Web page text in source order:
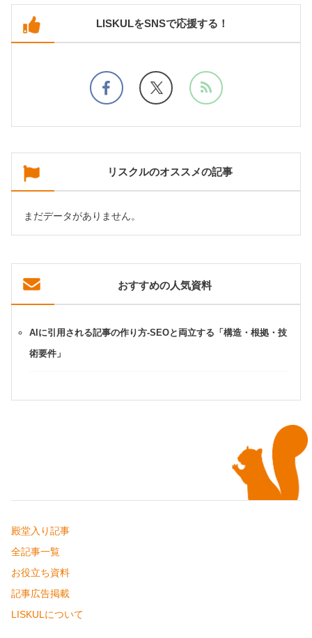
LISKULをSNSで応援する！
リスクルのオススメの記事
まだデータがありません。
おすすめの人気資料
AIに引用される記事の作り方-SEOと両立する「構造・根拠・技
術要件」
殿堂入り記事
全記事一覧
お役立ち資料
記事広告掲載
LISKULについて